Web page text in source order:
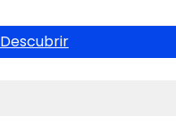
Descubrir